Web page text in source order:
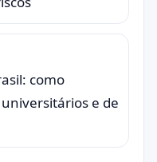
como
e de